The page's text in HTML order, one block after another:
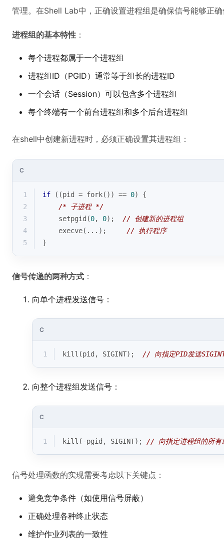
管理。在Shell Lab中，正确设置进程组是确保信号能够正
进程组的基本特性 ：
每个进程都属于一个进程组
进程组ID（PGID）通常等于组长的进程ID
一个会话（Session）可以包含多个进程组
每个终端有一个前台进程组和多个后台进程组
在shell中创建新进程时，必须正确设置其进程组：
C
1 if ((pid = fork()) == 0) {
2
/* 子进程 */
3
    setpgid(
0, 0); // 创建新的进程组
4
    execve(...);
// 执行程序
5
}
信号传递的两种方式 ：
向单个进程发送信号：
C
1 kill(pid, SIGINT); // 向指定PID发送
向整个进程组发送信号：
C
1 kill(-pgid, SIGINT); // 向指定进程组的所有
信号处理函数的实现需要考虑以下关键点：
避免竞争条件（如使用信号屏蔽）
正确处理各种终止状态
维护作业列表的一致性